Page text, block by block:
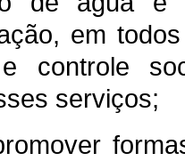
em
e controle
serviços;